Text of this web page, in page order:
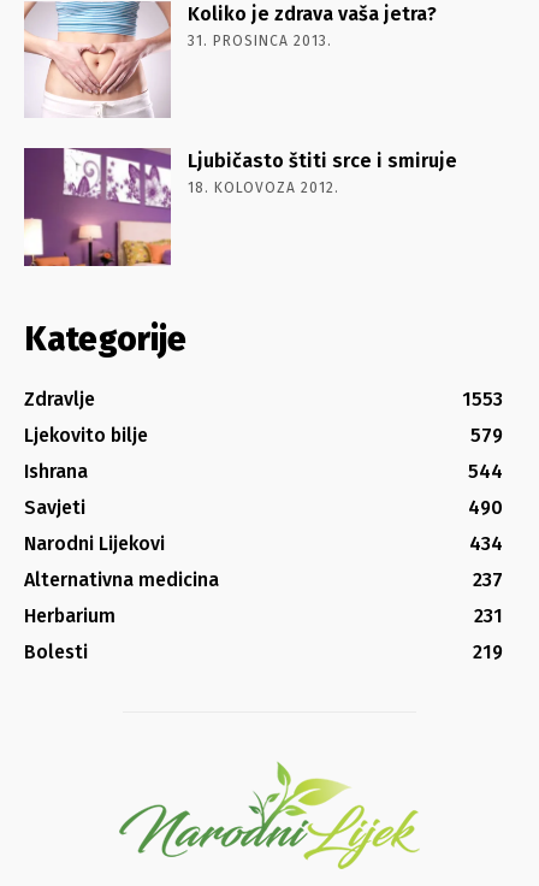
Koliko je zdrava vaša jetra?
31. PROSINCA 2013.
Ljubičasto štiti srce i smiruje
18. KOLOVOZA 2012.
Kategorije
Zdravlje
1553
Ljekovito bilje
579
Ishrana
544
Savjeti
490
Narodni Lijekovi
434
Alternativna medicina
237
Herbarium
231
Bolesti
219